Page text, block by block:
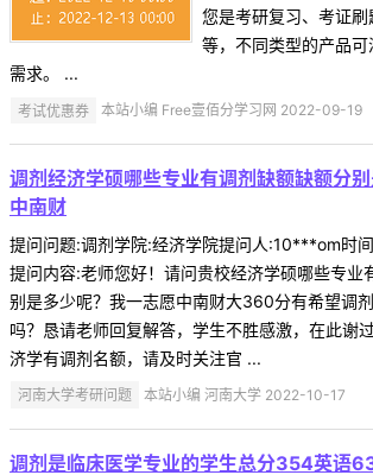
您是考研复习、考证
等，不同类型的产品
需求。 ...
考试优惠券 本站小编 Free壹佰分学习网 2022-09-19
调剂经济学硕哪些专业有调剂缺额缺额分
中南财
提问问题:调剂学院:经济学院提问人:10***om时
提问内容:老师您好！请问贵校经济学硕哪些专业
别是多少呢？我一志愿中南财大360分有希望调
吗？恳请老师回复解答，学生不胜感激，在此谢
济学有调剂名额，请及时关注官 ...
河南大学考研问题 本站小编 河南大学 2022-10-17
调剂是临床医学专业的学生总分354英语